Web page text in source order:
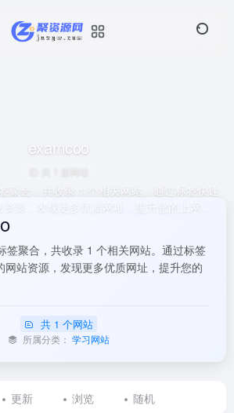
examcoo
聚合，共收录 1 个相关网站。通过标签快速
资源，发现更多优质网址，提升您的上网效
签聚合，共收录 1 个相关网站。通过标签
网站资源，发现更多优质网址，提升您的
共 1 个网站
所属分类： 学习网站
更新 浏览 随机